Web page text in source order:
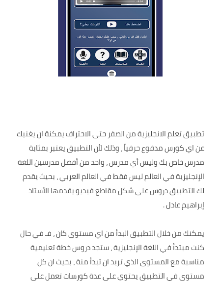
تطبيق تعلم الانجليزية من الصفر حتى الاحتراف يمكنة ان يغنيك
عن اي كورس مدفوع حرفياً ، وذلك لأن التطبيق يعتبر بمثابة
مدرس خاص بك وليس أي مدرس ، واحد من أفضل مدرسين اللغة
الإنجليزية في العالم ليس فقط في العالم العربي ، بحيث يقدم
لك التطبيق دروس على شكل مقاطع فيديو يقدمها الأستاذ
إبراهيم عادل .
يمكنك من خلال التطبيق البدأ من اي مستوى كان ، فـ في حال
كنت مبتدأ في اللغة الإنجليزية ، ستجد دروس خطة تعليمية
مناسبة مع المستوى الذي تريد ان تبدأ منة ، بحيث ان كل
مستوى في التطبيق يحتوي على عدة كورسات تعمل على